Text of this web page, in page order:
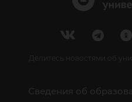
Делитесь новостями об
Сведения об